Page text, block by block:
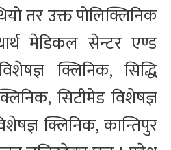
तर उक्त पोलिक्लिनिक
मेडिकल सेन्टर एण्ड
क्लिनिक, सिद्धि
सिटीमेड विशेषज्ञ
क्लिनिक, कान्तिपुर